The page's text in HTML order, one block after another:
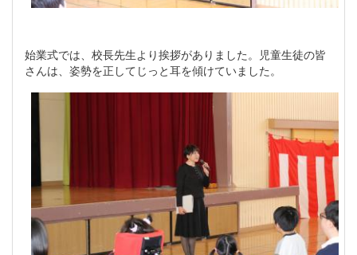
始業式では、校長先生より挨拶がありました。児童生徒の皆
さんは、姿勢を正してじっと耳を傾けていました。